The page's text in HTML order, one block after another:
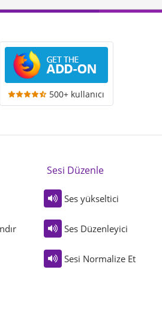
500+ kullanıcı
Sesi Düzenle
Ses yükseltici
Ses Düzenleyici
Sesi Normalize Et